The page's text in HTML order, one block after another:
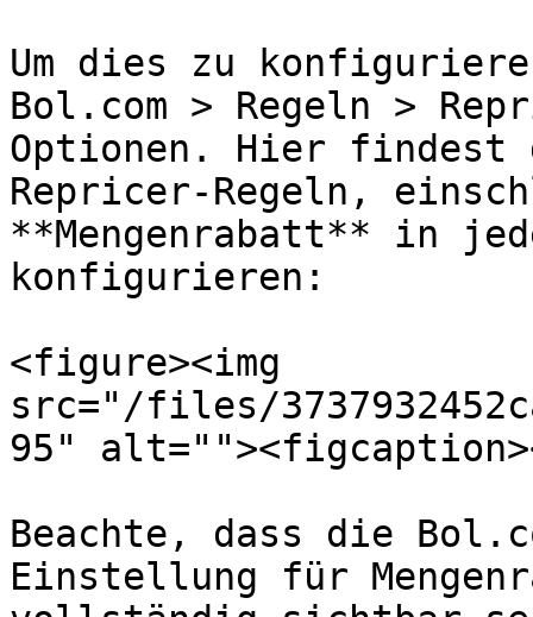
Um dies zu
Bol.com > Regeln >
Optionen. Hier findest
Repricer-Regeln,
**Mengenrabatt** in
konfigurieren:
<figure><img
src="/files/
95"
Beachte, dass die
Einstellung für